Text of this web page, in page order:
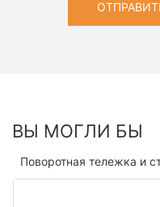
ВЫ МОГЛИ БЫ
Поворотная тележка и